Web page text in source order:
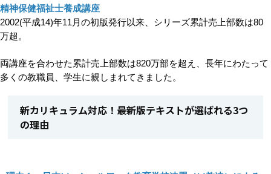
精神保健福祉士養成講座
2002(平成14)年11月の初版発行以来、シリーズ累計売上部数は80
万超。
両講座を合わせた累計売上部数は820万部を超え
、長年にわたって
多くの教職員、学生に親しまれてきました。
新カリキュラム対応！最新版テキストが選ばれる3つ
の理由